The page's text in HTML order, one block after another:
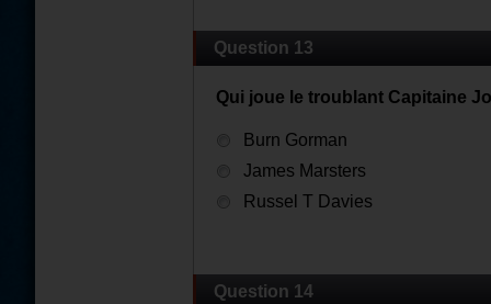
Question 13
Qui joue le troublant Capitaine
Burn Gorman
James Marsters
Russel T Davies
Question 14